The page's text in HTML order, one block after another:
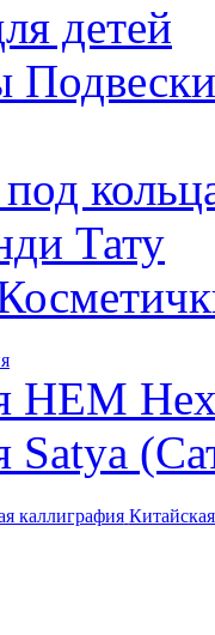
детей
Подвески
Тату
HEM
Satya